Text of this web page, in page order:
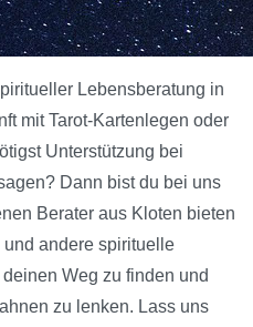
Lebensberatung in
mit Tarot-Kartenlegen oder
Unterstützung bei
Dann bist du bei uns
Berater aus Kloten bieten
andere spirituelle
Weg zu finden und
zu lenken. Lass uns